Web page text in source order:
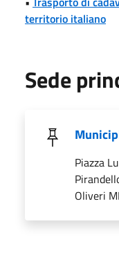
territorio italiano
Sede
Piazza
Oliveri